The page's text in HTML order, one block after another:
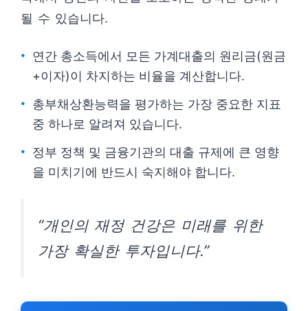
될 수 있습니다.
연간 총소득에서 모든 가계대출의 원리금(원금
+이자)이 차지하는 비율을 계산합니다.
총부채상환능력을 평가하는 가장 중요한 지표
중 하나로 알려져 있습니다.
정부 정책 및 금융기관의 대출 규제에 큰 영향
을 미치기에 반드시 숙지해야 합니다.
“개인의 재정 건강은 미래를 위한
가장 확실한 투자입니다.”